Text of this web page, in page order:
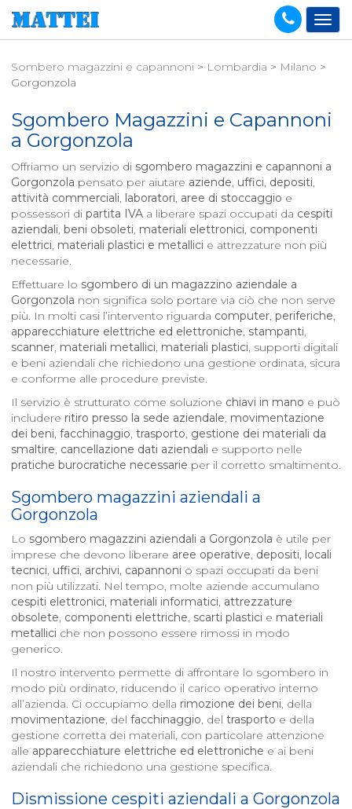
Sombero magazzini e capannoni > Lombardia > Milano >
Gorgonzola
Sgombero Magazzini e Capannoni
a Gorgonzola
Offriamo un servizio di sgombero magazzini e capannoni a
Gorgonzola pensato per aiutare aziende, uffici, depositi,
attività commerciali, laboratori, aree di stoccaggio e
possessori di partita IVA a liberare spazi occupati da cespiti
aziendali, beni obsoleti, materiali elettronici, componenti
elettrici, materiali plastici e metallici e attrezzature non più
necessarie.
Effettuare lo sgombero di un magazzino aziendale a
Gorgonzola non significa solo portare via ciò che non serve
più. In molti casi l’intervento riguarda computer, periferiche,
apparecchiature elettriche ed elettroniche, stampanti,
scanner, materiali metallici, materiali plastici, supporti digitali
e beni aziendali che richiedono una gestione ordinata, sicura
e conforme alle procedure previste.
Il servizio è strutturato come soluzione chiavi in mano e può
includere ritiro presso la sede aziendale, movimentazione
dei beni, facchinaggio, trasporto, gestione dei materiali da
smaltire, cancellazione dati aziendali e supporto nelle
pratiche burocratiche necessarie per il corretto smaltimento.
Sgombero magazzini aziendali a
Gorgonzola
Lo sgombero magazzini aziendali a Gorgonzola è utile per
imprese che devono liberare aree operative, depositi, locali
tecnici, uffici, archivi, capannoni o spazi occupati da beni
non più utilizzati. Nel tempo, molte aziende accumulano
cespiti elettronici, materiali informatici, attrezzature
obsolete, componenti elettriche, scarti plastici e materiali
metallici che non possono essere rimossi in modo
generico.
Il nostro intervento permette di affrontare lo sgombero in
modo più ordinato, riducendo il carico operativo interno
all’azienda. Ci occupiamo della rimozione dei beni, della
movimentazione, del facchinaggio, del trasporto e della
gestione corretta dei materiali, con particolare attenzione
alle apparecchiature elettriche ed elettroniche e ai beni
aziendali che richiedono una gestione specifica.
Dismissione cespiti aziendali a Gorgonzola